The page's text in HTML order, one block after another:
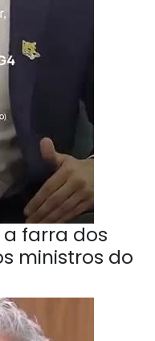
farra dos
ministros do